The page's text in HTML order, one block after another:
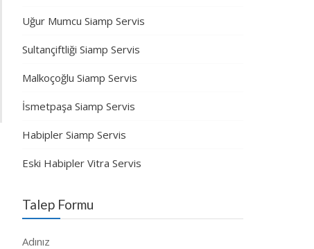
Uğur Mumcu Siamp Servis
Sultançiftliği Siamp Servis
Malkoçoğlu Siamp Servis
İsmetpaşa Siamp Servis
Habipler Siamp Servis
Eski Habipler Vitra Servis
Talep Formu
Adınız